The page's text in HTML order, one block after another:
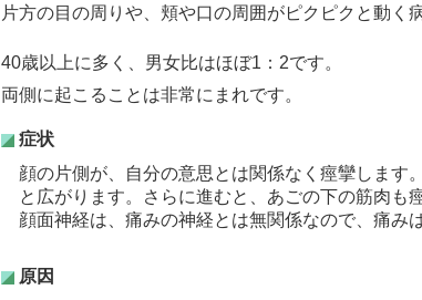
片方の目の周りや、頬や口の周囲がピクピクと動く
40歳以上に多く、男女比はほぼ1：2です。
両側に起こることは非常にまれです。
症状
顔の片側が、自分の意思とは関係なく痙攣します
と広がります。さらに進むと、あごの下の筋肉も
顔面神経は、痛みの神経とは無関係なので、痛み
原因